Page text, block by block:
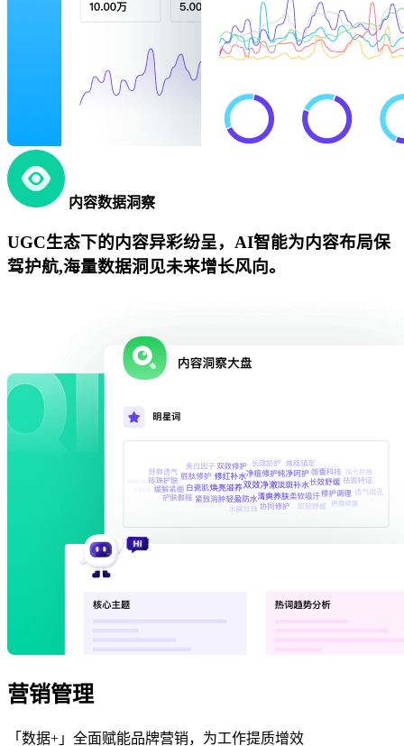
内容数据洞察
UGC生态下的内容异彩纷呈，AI智能为内容布局保
驾护航,海量数据洞见未来增长风向。
营销管理
「数据+」全面赋能品牌营销，为工作提质增效